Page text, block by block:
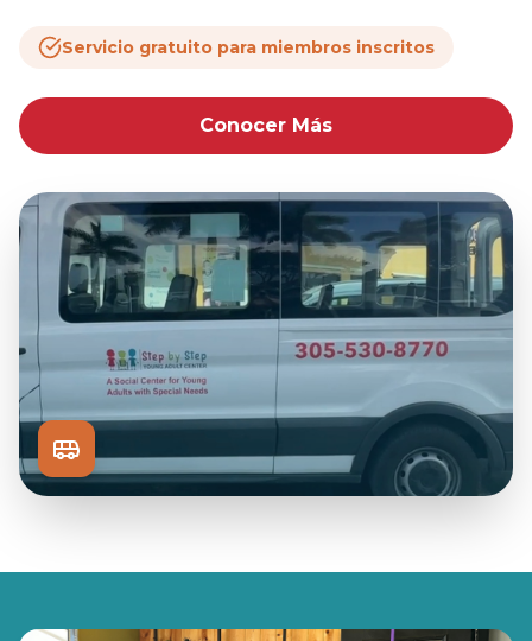
Servicio gratuito para miembros inscritos
Conocer Más